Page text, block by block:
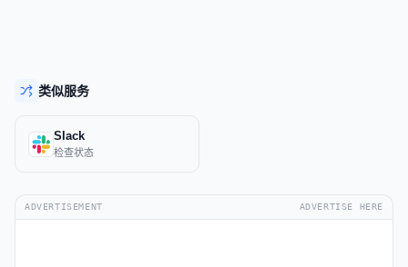
类似服务
Slack
检查状态
ADVERTISEMENT ADVERTISE HERE